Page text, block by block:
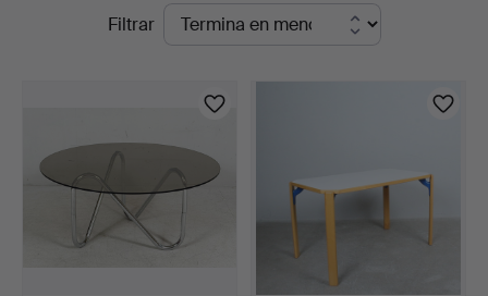
SubastasFiltrar